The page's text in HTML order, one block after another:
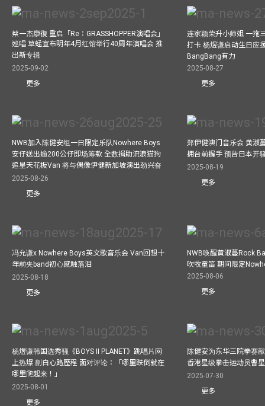
蔡一杰康復 重启「Re：GRASSHOPPER演唱会」
巡唱 草蜢宣布明年4月红馆举行40周年演唱会 推
出新专辑
2025-09-02
更多
连家颖荣升小师姐 一拖
打卡 杨煜谦启动生日应
BangBang有力
2025-08-27
更多
NWB加入陈健安组一日限定乐队Nowhere Boys
安仔送出逾200公仔即场筹款 全数捐助流浪猫狗
追星天花板Van 将与偶像伊健新加坡演出劲兴奋
2025-08-26
更多
郑伊健澳门音乐会 黄淑
拥台前握手 预告日本开
2025-08-19
更多
冯允谦x Nowhere Boys英文歌音乐会 Van回想十
年前夹band初心感触落泪
2025-08-18
更多
NWB唤醒黄淑蔓Rock
吹牧童笛 期间限定
2025-08-06
更多
杨煜谦韩国选秀骚《BOYS II PLANET》跳唱片网
上热爆 剖白心路歷程 面对评论：「哪里跌倒就在
哪里爬起来！」
2025-08-01
更多
陈健安为东华三院拳赛
香港星级拳击运动员曹
2025-07-30
更多